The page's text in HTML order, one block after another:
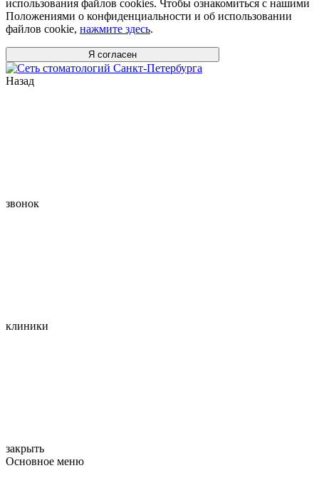
использования файлов cookies. Чтобы ознакомиться с нашими
Положениями о конфиденциальности и об использовании
файлов cookie, нажмите здесь.
Я согласен
Назад
звонок
клиники
закрыть
Основное меню